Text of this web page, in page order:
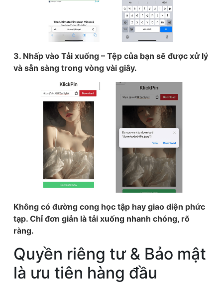
3. Nhấp vào Tải xuống – Tệp của bạn sẽ được xử lý
và sẵn sàng trong vòng vài giây.
Không có đường cong học tập hay giao diện phức
tạp. Chỉ đơn giản là tải xuống nhanh chóng, rõ
ràng.
Quyền riêng tư & Bảo mật
là ưu tiên hàng đầu